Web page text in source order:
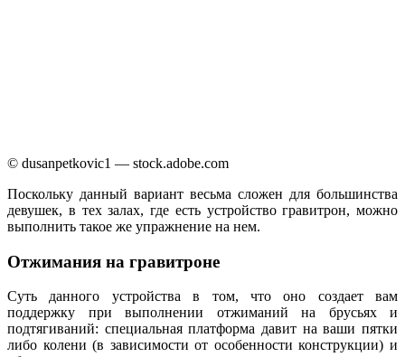
© dusanpetkovic1 — stock.adobe.com
Поскольку данный вариант весьма сложен для большинства
девушек, в тех залах, где есть устройство гравитрон, можно
выполнить такое же упражнение на нем.
Отжимания на гравитроне
Суть данного устройства в том, что оно создает вам
поддержку при выполнении отжиманий на брусьях и
подтягиваний: специальная платформа давит на ваши пятки
либо колени (в зависимости от особенности конструкции) и